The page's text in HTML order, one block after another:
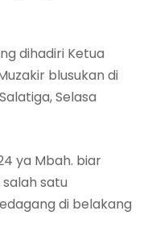
dihadiri Ketua
blusukan di
Selasa
ya Mbah. biar
satu
di belakang